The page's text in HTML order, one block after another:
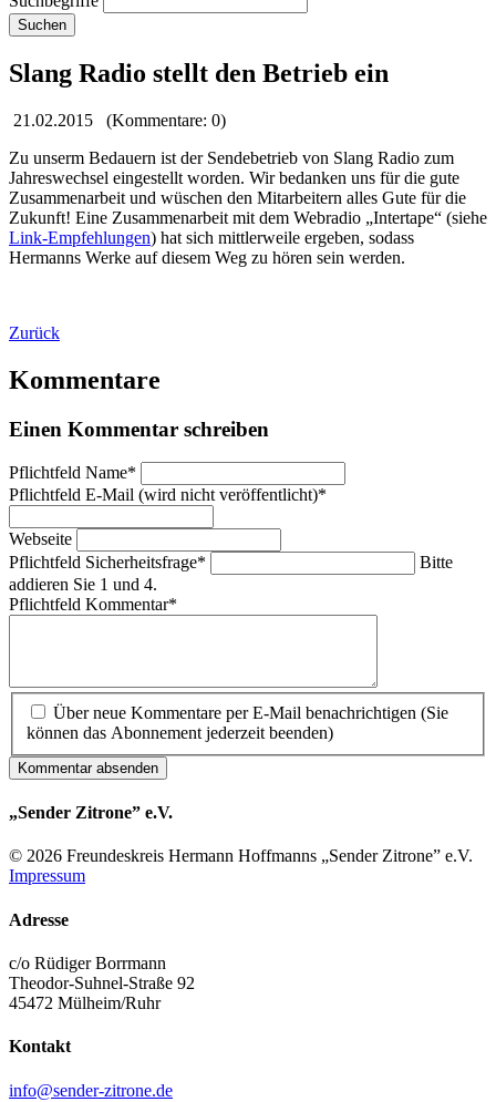
Suchen
Slang Radio stellt den Betrieb ein
21.02.2015
(Kommentare: 0)
Zu unserm Bedauern ist der Sendebetrieb von Slang Radio zum
Jahreswechsel eingestellt worden. Wir bedanken uns für die gute
Zusammenarbeit und wüschen den Mitarbeitern alles Gute für die
Zukunft! Eine Zusammenarbeit mit dem Webradio „Intertape“ (siehe
Link-Empfehlungen) hat sich mittlerweile ergeben, sodass
Hermanns Werke auf diesem Weg zu hören sein werden.
Zurück
Kommentare
Einen Kommentar schreiben
Pflichtfeld Name*
Pflichtfeld E-Mail (wird nicht veröffentlicht)*
Webseite
Pflichtfeld Sicherheitsfrage*
Bitte
addieren Sie 1 und 4.
Pflichtfeld Kommentar*
Über neue Kommentare per E-Mail benachrichtigen (Sie
können das Abonnement jederzeit beenden)
Kommentar absenden
„Sender Zitrone” e.V.
© 2026 Freundes­kreis Her­mann Hoff­manns „Sender Zitrone” e.V.
Impressum
Adresse
c/o Rüdiger Borrmann
Theodor-Suhnel-Straße 92
45472 Mülheim/Ruhr
Kontakt
info@sender-zitrone.de